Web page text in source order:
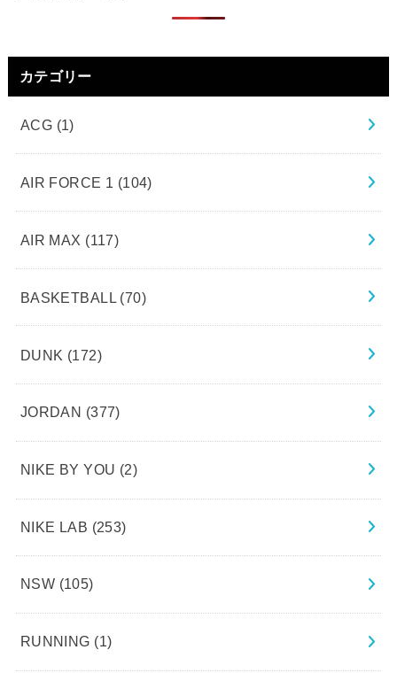
カテゴリー
ACG (1)
AIR FORCE 1 (104)
AIR MAX (117)
BASKETBALL (70)
DUNK (172)
JORDAN (377)
NIKE BY YOU (2)
NIKE LAB (253)
NSW (105)
RUNNING (1)